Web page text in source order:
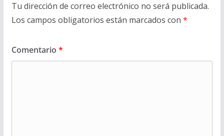
Tu dirección de correo electrónico no será publicada.
Los campos obligatorios están marcados con *
Comentario *